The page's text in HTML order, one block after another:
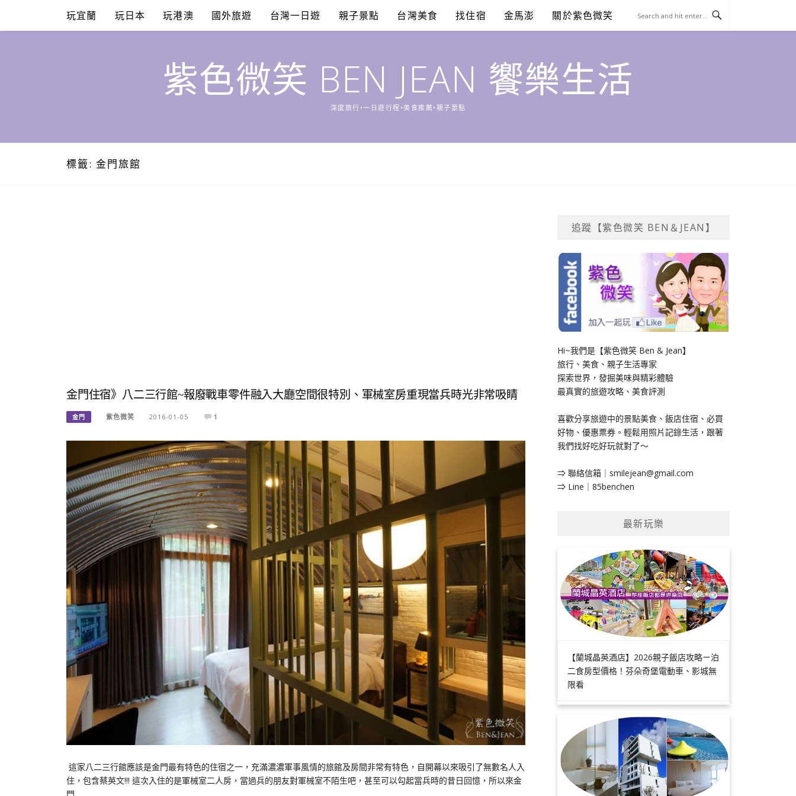
content
玩宜蘭 玩日本 玩港澳 國外旅遊 台灣一日遊 親子景點 台灣美食 找住宿 金馬澎 關於紫色微笑
紫色微笑 BEN JEAN 饗樂生活
深度旅行•一日遊行程•美食推薦•親子景點
標籤: 金門旅館
金門住宿》八二三行館~報廢戰車零件融入大廳空間很特別、軍械室房重現當兵時光非常吸睛
金門 紫色微笑 2016-01-05 1
這家八二三行館應該是金門最有特色的住宿之一，充滿濃濃軍事風情的旅館及房間非常有特色，自開幕以來吸引了無數名人入
住，包含蔡英文!!! 這次入住的是軍械室二人房，當過兵的朋友對軍械室不陌生吧，甚至可以勾起當兵時的昔日回憶，所以來金
追蹤【紫色微笑 BEN＆JEAN】
Hi~我們是【紫色微笑 Ben & Jean】
旅行、美食、親子生活專家
探索世界，發掘美味與精彩體驗
最真實的旅遊攻略、美食評測
喜歡分享旅遊中的景點美食、飯店住宿、必買
好物、優惠票券。輕鬆用照片記錄生活，跟著
我們找好吃好玩就對了～
⇒ 聯絡信箱｜ smilejean@gmail.com
⇒ Line｜85benchen
最新玩樂
【蘭城晶英酒店】2026親子飯店攻略ㄧ泊
二食房型價格！芬朵奇堡電動車、影城無
限看